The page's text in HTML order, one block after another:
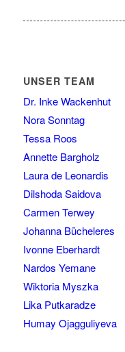
UNSER TEAM
Dr. Inke Wackenhut
Nora Sonntag
Tessa Roos
Annette Bargholz
Laura de Leonardis
Dilshoda Saidova
Carmen Terwey
Johanna Bücheleres
Ivonne Eberhardt
Nardos Yemane
Wiktoria Myszka
Lika Putkaradze
Humay Ojagguliyeva